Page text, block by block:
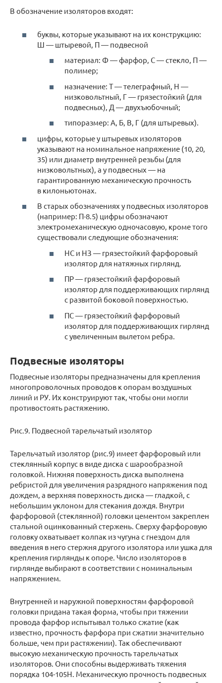
В обозначение изоляторов входят:
буквы, которые указывают на их конструкцию:
Ш — штыревой, П — подвесной
материал: Ф — фарфор, С — стекло, П —
полимер;
назначение: Т — телеграфный, Н —
низковольтный, Г — грязестойкий (для
подвесных), Д — двухъюбочный;
типоразмер: А, Б, В, Г (для штыревых).
цифры, которые у штыревых изоляторов
указывают на номинальное напряжение (10, 20,
35) или диаметр внутренней резьбы (для
низковольтных), а у подвесных — на
гарантированную механическую прочность
в килоньютонах.
В старых обозначениях у подвесных изоляторов
(например: П-8.5) цифры обозначают
электромеханическую одночасовую, кроме того
существовали следующие обозначения:
НС и НЗ — грязестойкий фарфоровый
изолятор для натяжных гирлянд.
ПР — грязестойкий фарфоровый
изолятор для поддерживающих гирлянд
с развитой боковой поверхностью.
ПС — грязестойкий фарфоровый
изолятор для поддерживающих гирлянд
с увеличенным вылетом ребра.
Подвесные изоляторы
Подвесные изоляторы предназначены для крепления
многопроволочных проводов к опорам воздушных
линий и РУ. Их конструируют так, чтобы они могли
противостоять растяжению.
Рис.9. Подвесной тарельчатый изолятор
Тарельчатый изолятор (рис.9) имеет фарфоровый или
стеклянный корпус в виде диска с шарообразной
головкой. Нижняя поверхность диска выполнена
ребристой для увеличения разрядного напряжения под
дождем, а верхняя поверхность диска — гладкой, с
небольшим уклоном для стекания дождя. Внутри
фарфоровой (стеклянной) головки цементом закреплен
стальной оцинкованный стержень. Сверху фарфоровую
головку охватывает колпак из чугуна с гнездом для
введения в него стержня другого изолятора или ушка для
крепления гирлянды к опоре. Число изоляторов в
гирлянде выбирают в соответствии с номинальным
напряжением.
Внутренней и наружной поверхностям фарфоровой
головки придана такая форма, чтобы при тяжении
провода фарфор испытывал только сжатие (как
известно, прочность фарфора при сжатии значительно
больше, чем при растяжении). Так обеспечивают
высокую механическую прочность тарельчатых
изоляторов. Они способны выдерживать тяжения
порядка 104-105Н. Механическую прочность подвесных